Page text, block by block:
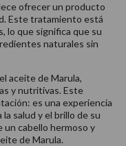
ofrecer un producto
Este tratamiento está
lo que significa que su
naturales sin
aceite de Marula,
y nutritivas. Este
es una experiencia
salud y el brillo de su
un cabello hermoso y
de Marula.